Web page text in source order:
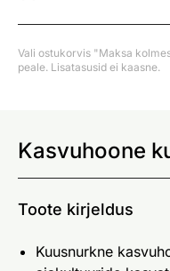
Vali ostukorvis "Maksa
peale. Lisatasusid ei kaasne.
Kasvuhoone
Toote kirjeldus
Kuusnurkne